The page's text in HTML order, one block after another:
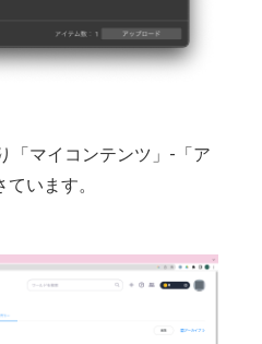
「マイコンテンツ」-「ア
います。